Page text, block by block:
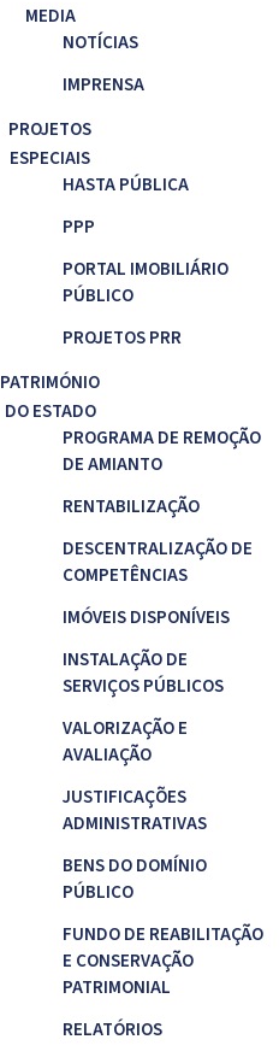
MEDIA
NOTÍCIAS
IMPRENSA
PROJETOS
ESPECIAIS
HASTA PÚBLICA
PPP
PORTAL IMOBILIÁRIO
PÚBLICO
PROJETOS PRR
PATRIMÓNIO
DO ESTADO
PROGRAMA DE REMOÇÃO
DE AMIANTO
RENTABILIZAÇÃO
DESCENTRALIZAÇÃO DE
COMPETÊNCIAS
IMÓVEIS DISPONÍVEIS
INSTALAÇÃO DE
SERVIÇOS PÚBLICOS
VALORIZAÇÃO E
AVALIAÇÃO
JUSTIFICAÇÕES
ADMINISTRATIVAS
BENS DO DOMÍNIO
PÚBLICO
FUNDO DE REABILITAÇÃO
E CONSERVAÇÃO
PATRIMONIAL
RELATÓRIOS